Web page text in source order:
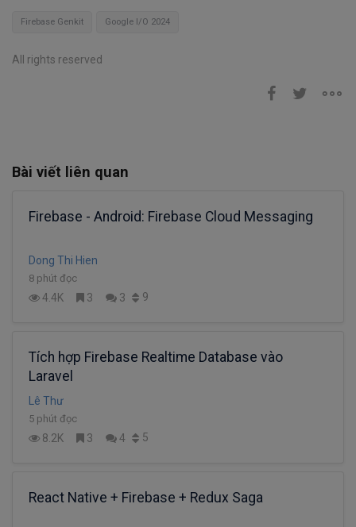
Firebase Genkit Google I/O 2024
All rights reserved
Bài viết liên quan
Firebase - Android: Firebase Cloud Messaging
Dong Thi Hien
8 phút đọc
4.4K 3 3 9
Tích hợp Firebase Realtime Database vào
Laravel
Lê Thư
5 phút đọc
8.2K 3 4 5
React Native + Firebase + Redux Saga